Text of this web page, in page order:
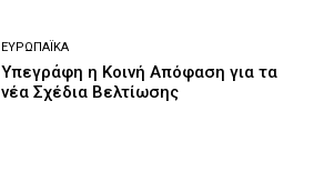
ΕΥΡΩΠΑΪΚΆ
Υπεγράφη η Κοινή Απόφαση για τα
νέα Σχέδια Βελτίωσης